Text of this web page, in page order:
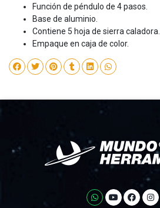
Función de péndulo de 4 pasos.
Base de aluminio.
Contiene 5 hoja de sierra caladora.
Empaque en caja de color.